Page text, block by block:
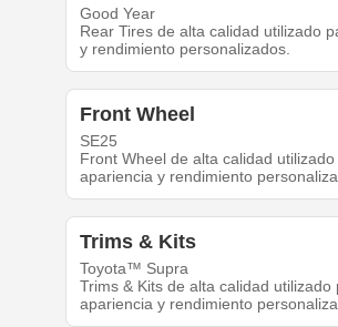
Good Year
Rear Tires de alta calidad utilizado
y rendimiento personalizados.
Front Wheel
SE25
Front Wheel de alta calidad
apariencia y rendimiento
Trims & Kits
Toyota™ Supra
Trims & Kits de alta calidad utilizado
apariencia y rendimiento